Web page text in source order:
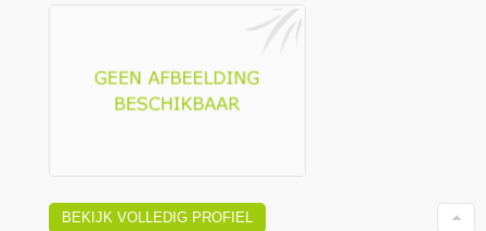
BEKIJK VOLLEDIG PROFIEL